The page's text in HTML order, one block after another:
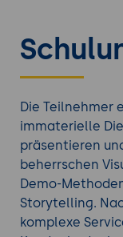
Die Teilnehmer
immaterielle
präsentieren
beherrschen
Demo-
Storytelling.
komplexe